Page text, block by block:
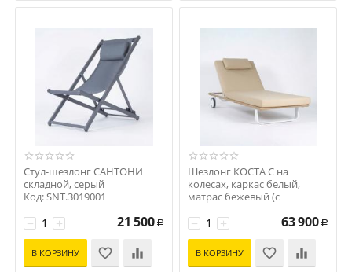
Стул-шезлонг САНТОНИ
складной, серый
Код: SNT.3019001
+
− 21 500 Р
В КОРЗИНУ
Шезлонг КОСТА С на
колесах, каркас белый,
матрас бежевый (с
Код: CST.3022001
+
− 63 900 Р
В КОРЗИНУ